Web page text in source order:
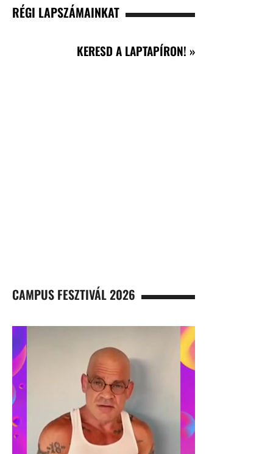
RÉGI LAPSZÁMAINKAT
KERESD A LAPTAPÍRON! »
CAMPUS FESZTIVÁL 2026